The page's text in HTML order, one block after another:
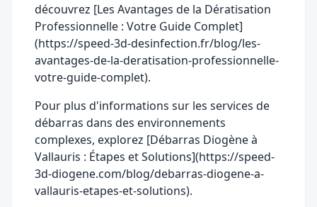
découvrez [Les Avantages de la Dératisation
Professionnelle : Votre Guide Complet]
(https://speed-3d-desinfection.fr/blog/les-
avantages-de-la-deratisation-professionnelle-
votre-guide-complet).
Pour plus d'informations sur les services de
débarras dans des environnements
complexes, explorez [Débarras Diogène à
Vallauris : Étapes et Solutions](https://speed-
3d-diogene.com/blog/debarras-diogene-a-
vallauris-etapes-et-solutions).